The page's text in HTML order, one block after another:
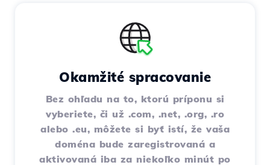
Okamžité spracovanie
Bez ohľadu na to, ktorú príponu si
vyberiete, či už .com, .net, .org, .ro
alebo .eu, môžete si byť istí, že vaša
doména bude zaregistrovaná a
aktivovaná iba za niekoľko minút po